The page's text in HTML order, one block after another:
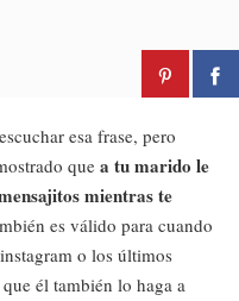
esa frase, pero
que a tu marido le
mientras te
es válido para cuando
o los últimos
él también lo haga a